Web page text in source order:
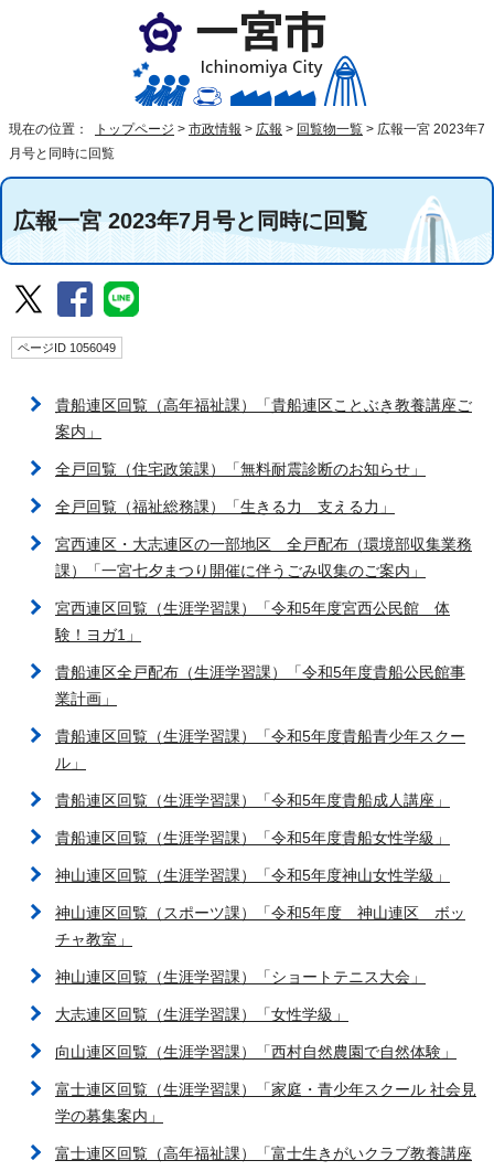
現在の位置： トップページ > 市政情報 > 広報 > 回覧物一覧 > 広報一宮 2023年7
月号と同時に回覧
広報一宮 2023年7月号と同時に回覧
ページID 1056049
貴船連区回覧（高年福祉課）「貴船連区ことぶき教養講座ご
案内」
全戸回覧（住宅政策課）「無料耐震診断のお知らせ」
全戸回覧（福祉総務課）「生きる力 支える力」
宮西連区・大志連区の一部地区 全戸配布（環境部収集業務
課）「一宮七夕まつり開催に伴うごみ収集のご案内」
宮西連区回覧（生涯学習課）「令和5年度宮西公民館 体
験！ヨガ1」
貴船連区全戸配布（生涯学習課）「令和5年度貴船公民館事
業計画」
貴船連区回覧（生涯学習課）「令和5年度貴船青少年スクー
ル」
貴船連区回覧（生涯学習課）「令和5年度貴船成人講座」
貴船連区回覧（生涯学習課）「令和5年度貴船女性学級」
神山連区回覧（生涯学習課）「令和5年度神山女性学級」
神山連区回覧（スポーツ課）「令和5年度 神山連区 ボッ
チャ教室」
神山連区回覧（生涯学習課）「ショートテニス大会」
大志連区回覧（生涯学習課）「女性学級」
向山連区回覧（生涯学習課）「西村自然農園で自然体験」
富士連区回覧（生涯学習課）「家庭・青少年スクール 社会見
学の募集案内」
富士連区回覧（高年福祉課）「富士生きがいクラブ教養講座